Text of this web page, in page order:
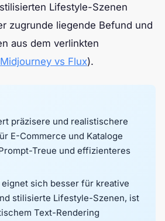
Lifestyle-Szenen
zugrunde liegende Befund und
aus dem verlinkten
Midjourney vs Flux).
präzisere und realistischere
E-Commerce und Kataloge
Treue und effizienteres
sich besser für kreative
stilisierte Lifestyle-Szenen, ist
Text-Rendering